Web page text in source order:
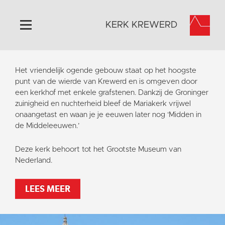
Home
Algemeen
Historie
Omgeving
Het Grootste Museum
Activiteiten
Steun ons
Contact
Vaktaal
KERK KREWERD
Het vriendelijk ogende gebouw staat op het hoogste
punt van de wierde van Krewerd en is omgeven door
een kerkhof met enkele grafstenen. Dankzij de Groninger
zuinigheid en nuchterheid bleef de Mariakerk vrijwel
onaangetast en waan je je eeuwen later nog ‘Midden in
de Middeleeuwen.’
Deze kerk behoort tot het Grootste Museum van
Nederland.
LEES MEER